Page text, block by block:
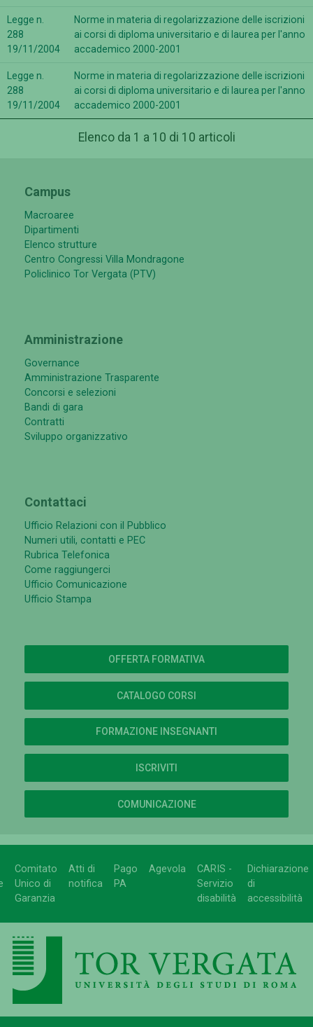
Legge n.
288
19/11/2004
Norme in materia di regolarizzazione delle iscrizioni
ai corsi di diploma universitario e di laurea per l'anno
accademico 2000-2001
Legge n.
288
19/11/2004
Norme in materia di regolarizzazione delle iscrizioni
ai corsi di diploma universitario e di laurea per l'anno
accademico 2000-2001
Elenco da 1 a 10 di 10 articoli
Campus
Macroaree
Dipartimenti
Elenco strutture
Centro Congressi Villa Mondragone
Policlinico Tor Vergata (PTV)
Amministrazione
Governance
Amministrazione Trasparente
Concorsi e selezioni
Bandi di gara
Contratti
Sviluppo organizzativo
Contattaci
Ufficio Relazioni con il Pubblico
Numeri utili, contatti e PEC
Rubrica Telefonica
Come raggiungerci
Ufficio Comunicazione
Ufficio Stampa
OFFERTA FORMATIVA
CATALOGO CORSI
FORMAZIONE INSEGNANTI
ISCRIVITI
COMUNICAZIONE
Comitato
Unico di
Garanzia
Atti di
notifica
Pago
PA
Agevola
CARIS -
Servizio
disabilità
Dichiarazione
di
accessibilità